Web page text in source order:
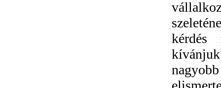
kérdés
kívánjuk